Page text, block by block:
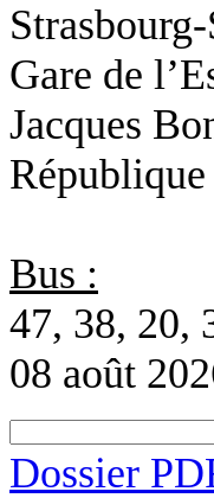
Gare de
Jacques
République
Bus :
47, 38, 20,
08 août
Dossier